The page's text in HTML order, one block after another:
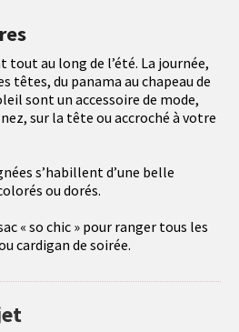
tout au long de l’été. La journée,
têtes, du panama au chapeau de
sont un accessoire de mode,
sur la tête ou accroché à votre
s’habillent d’une belle
ou dorés.
« so chic » pour ranger tous les
cardigan de soirée.